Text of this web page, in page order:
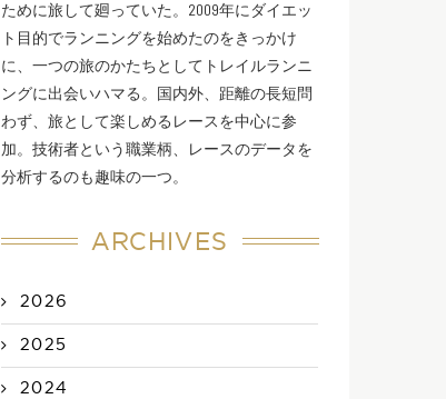
ために旅して廻っていた。2009年にダイエッ
ト目的でランニングを始めたのをきっかけ
に、一つの旅のかたちとしてトレイルランニ
ングに出会いハマる。国内外、距離の長短問
わず、旅として楽しめるレースを中心に参
加。技術者という職業柄、レースのデータを
分析するのも趣味の一つ。
ARCHIVES
2026
2025
2024